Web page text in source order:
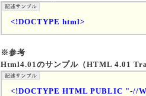
<!DOCTYPE html>
※参考
Html4.01のサンプル（HTML 4.01
<!DOCTYPE HTML PUBLIC "-//